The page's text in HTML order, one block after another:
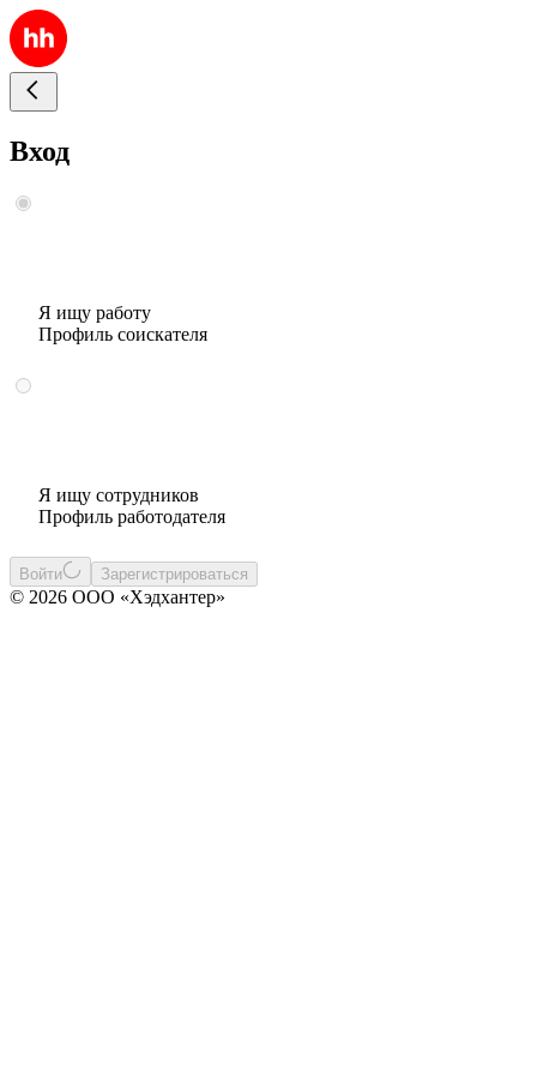
Вход
Я ищу работу
Профиль соискателя
Я ищу сотрудников
Профиль работодателя
Войти Зарегистрироваться
© 2026 ООО «Хэдхантер»